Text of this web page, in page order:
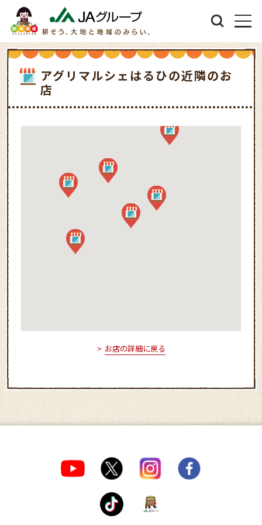
アグリマルシェはるひの近隣のお
店
お店の詳細に戻る